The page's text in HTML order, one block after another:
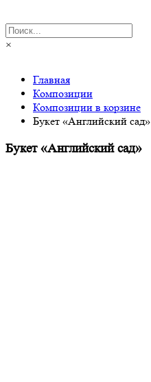
×
Главная
Композиции
Композиции в корзине
Букет «Английский сад»
Букет «Английский сад»